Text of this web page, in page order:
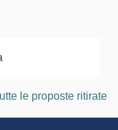
le proposte ritirate